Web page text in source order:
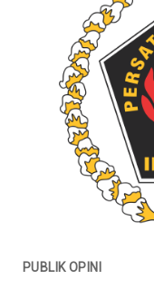
PUBLIK OPINI